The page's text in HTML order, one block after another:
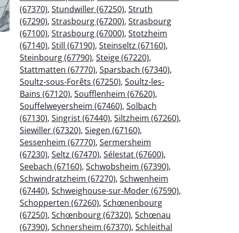
(67370), Stundwiller (67250), Struth
(67290), Strasbourg (67200), Strasbourg
(67100), Strasbourg (67000), Stotzheim
(67140), Still (67190), Steinseltz (67160),
Steinbourg (67790), Steige (67220),
Stattmatten (67770), Sparsbach (67340),
Soultz-sous-Forêts (67250), Soultz-les-
Bains (67120), Soufflenheim (67620),
Souffelweyersheim (67460), Solbach
(67130), Singrist (67440), Siltzheim (67260),
Siewiller (67320), Siegen (67160),
Sessenheim (67770), Sermersheim
(67230), Seltz (67470), Sélestat (67600),
Seebach (67160), Schwobsheim (67390),
Schwindratzheim (67270), Schwenheim
(67440), Schweighouse-sur-Moder (67590),
Schopperten (67260), Schœnenbourg
(67250), Schœnbourg (67320), Schœnau
(67390), Schnersheim (67370), Schleithal